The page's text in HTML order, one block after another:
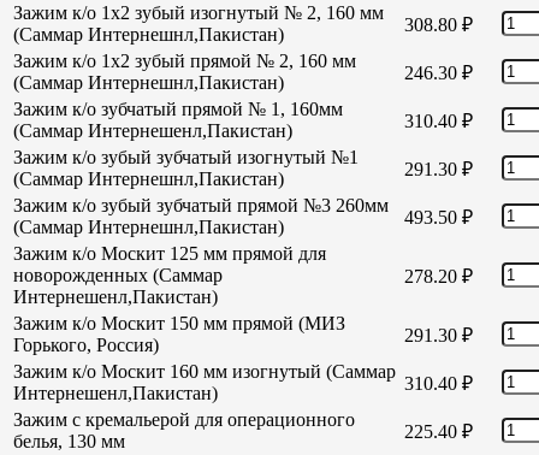
Зажим к/о 1х2 зубый изогнутый № 2, 160 мм
(Саммар Интернешнл,Пакистан)
308.80 ₽
Зажим к/о 1х2 зубый прямой № 2, 160 мм
(Саммар Интернешнл,Пакистан)
246.30 ₽
Зажим к/о зубчатый прямой № 1, 160мм
(Саммар Интернешенл,Пакистан)
310.40 ₽
Зажим к/о зубый зубчатый изогнутый №1
(Саммар Интернешнл,Пакистан)
291.30 ₽
Зажим к/о зубый зубчатый прямой №3 260мм
(Саммар Интернешнл,Пакистан)
493.50 ₽
Зажим к/о Москит 125 мм прямой для
новорожденных (Саммар
Интернешенл,Пакистан)
278.20 ₽
Зажим к/о Москит 150 мм прямой (МИЗ
Горького, Россия)
291.30 ₽
Зажим к/о Москит 160 мм изогнутый (Саммар
Интернешенл,Пакистан)
310.40 ₽
Зажим с кремальерой для операционного
белья, 130 мм
225.40 ₽